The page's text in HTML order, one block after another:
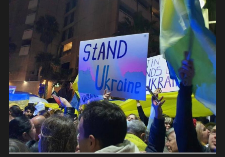
Мова
English Ukraine